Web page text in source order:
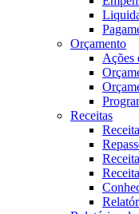
Orçamento
Ações
Receitas
Receita